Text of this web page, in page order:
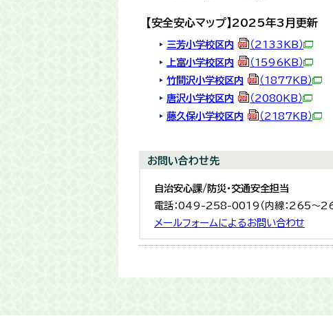
【安全安心マップ】2025年3月更新
三芳小学校区内
（2133KB）
上富小学校区内
（1596KB）
竹間沢小学校区内
（1877KB）
唐沢小学校区内
（2080KB）
藤久保小学校区内
（2187KB）
お問い合わせ先
自治安心課/防災・交通安全担当
電話：049-258-0019（内線：265
メールフォームによるお問い合わせ